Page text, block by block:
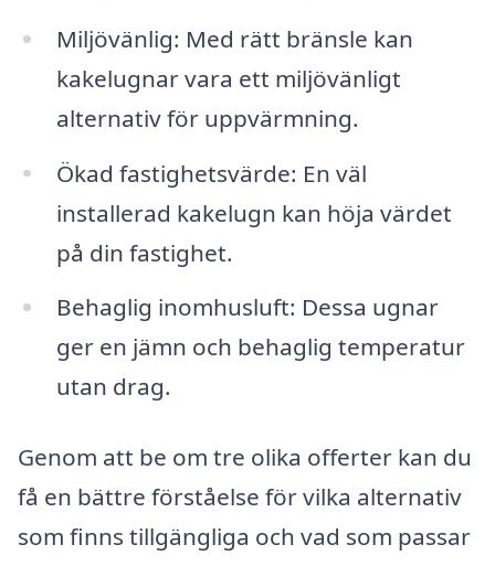
Miljövänlig: Med rätt bränsle kan
kakelugnar vara ett miljövänligt
alternativ för uppvärmning.
Ökad fastighetsvärde: En väl
installerad kakelugn kan höja värdet
på din fastighet.
Behaglig inomhusluft: Dessa ugnar
ger en jämn och behaglig temperatur
utan drag.
Genom att be om tre olika offerter kan du
få en bättre förståelse för vilka alternativ
som finns tillgängliga och vad som passar